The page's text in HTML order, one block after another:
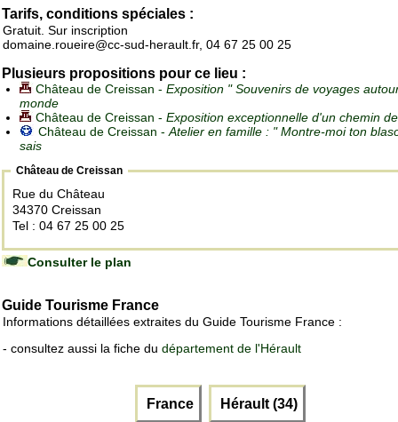
Tarifs, conditions spéciales :
Gratuit. Sur inscription
domaine.roueire@cc-sud-herault.fr, 04 67 25 00 25
Plusieurs propositions pour ce lieu :
Château de Creissan - Exposition " Souvenirs de voyages
monde
Château de Creissan - Exposition exceptionnelle d'un chemin
Château de Creissan -Atelier en famille : " Montre-moi ton
sais
Château de Creissan
Rue du Château
34370 Creissan
Tel : 04 67 25 00 25
Consulter le plan
Guide Tourisme France
Informations détaillées extraites du Guide Tourisme France :
- consultez aussi la fiche du département de l'Hérault
France Hérault (34)